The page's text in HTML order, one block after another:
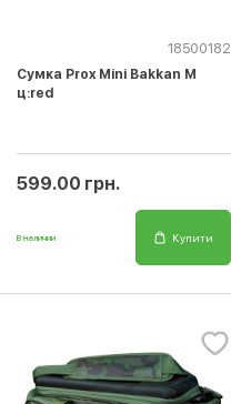
18500182
Сумка Prox Mini Bakkan M
ц:red
599.00 грн.
В наличии Купити